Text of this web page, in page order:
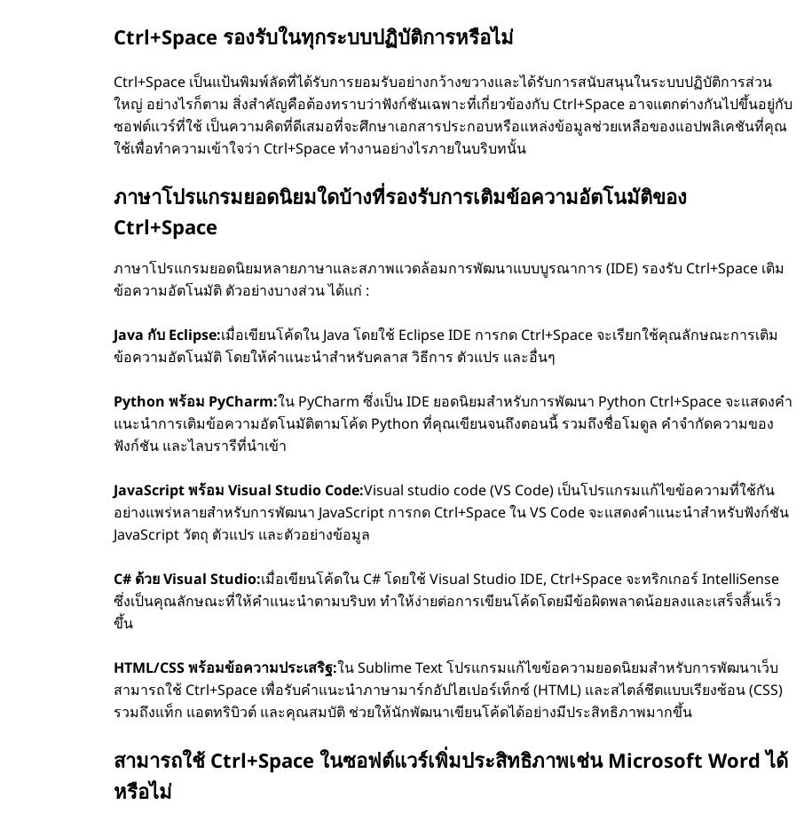
Ctrl+Space รองรับในทุกระบบปฏิบัติการหรือไม่
Ctrl+Space เป็นแป้นพิมพ์ลัดที่ได้รับการยอมรับอย่างกว้างขวางและได้รับการสนับสนุนในระบบปฏิบัติการส่วน
ใหญ่ อย่างไรก็ตาม สิ่งสําคัญคือต้องทราบว่าฟังก์ชันเฉพาะที่เกี่ยวข้องกับ Ctrl+Space อาจแตกต่างกันไปขึ้นอยู่กับ
ซอฟต์แวร์ที่ใช้ เป็นความคิดที่ดีเสมอที่จะศึกษาเอกสารประกอบหรือแหล่งข้อมูลช่วยเหลือของแอปพลิเคชันที่คุณ
ใช้เพื่อทําความเข้าใจว่า Ctrl+Space ทํางานอย่างไรภายในบริบทนั้น
ภาษาโปรแกรมยอดนิยมใดบ้างที่รองรับการเติมข้อความอัตโนมัติของ
Ctrl+Space
ภาษาโปรแกรมยอดนิยมหลายภาษาและสภาพแวดล้อมการพัฒนาแบบบูรณาการ (IDE) รองรับ Ctrl+Space เติม
ข้อความอัตโนมัติ ตัวอย่างบางส่วน ได้แก่ :
Java กับ Eclipse:เมื่อเขียนโค้ดใน Java โดยใช้ Eclipse IDE การกด Ctrl+Space จะเรียกใช้คุณลักษณะการเติม
ข้อความอัตโนมัติ โดยให้คําแนะนําสําหรับคลาส วิธีการ ตัวแปร และอื่นๆ
Python พร้อม PyCharm:ใน PyCharm ซึ่งเป็น IDE ยอดนิยมสําหรับการพัฒนา Python Ctrl+Space จะแสดงคํา
แนะนําการเติมข้อความอัตโนมัติตามโค้ด Python ที่คุณเขียนจนถึงตอนนี้ รวมถึงชื่อโมดูล คําจํากัดความของ
ฟังก์ชัน และไลบรารีที่นําเข้า
JavaScript พร้อม Visual Studio Code:Visual studio code (VS Code) เป็นโปรแกรมแก้ไขข้อความที่ใช้กัน
อย่างแพร่หลายสําหรับการพัฒนา JavaScript การกด Ctrl+Space ใน VS Code จะแสดงคําแนะนําสําหรับฟังก์ชัน
JavaScript วัตถุ ตัวแปร และตัวอย่างข้อมูล
C# ด้วย Visual Studio:เมื่อเขียนโค้ดใน C# โดยใช้ Visual Studio IDE, Ctrl+Space จะทริกเกอร์ IntelliSense
ซึ่งเป็นคุณลักษณะที่ให้คําแนะนําตามบริบท ทําให้ง่ายต่อการเขียนโค้ดโดยมีข้อผิดพลาดน้อยลงและเสร็จสิ้นเร็ว
ขึ้น
HTML/CSS พร้อมข้อความประเสริฐ:ใน Sublime Text โปรแกรมแก้ไขข้อความยอดนิยมสําหรับการพัฒนาเว็บ
สามารถใช้ Ctrl+Space เพื่อรับคําแนะนําภาษามาร์กอัปไฮเปอร์เท็กซ์ (HTML) และสไตล์ชีตแบบเรียงซ้อน (CSS)
รวมถึงแท็ก แอตทริบิวต์ และคุณสมบัติ ช่วยให้นักพัฒนาเขียนโค้ดได้อย่างมีประสิทธิภาพมากขึ้น
สามารถใช้ Ctrl+Space ในซอฟต์แวร์เพิ่มประสิทธิภาพเช่น Microsoft Word ได้
หรือไม่